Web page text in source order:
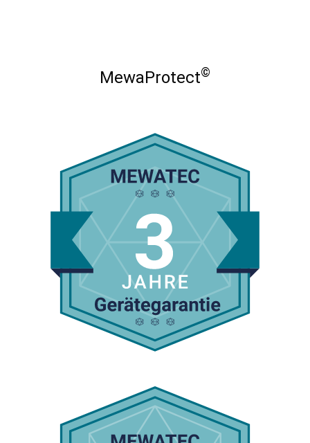
MewaProtect©